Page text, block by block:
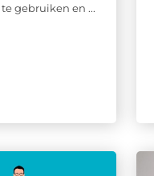
gebruiken en ...